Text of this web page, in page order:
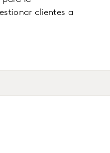
clientes a